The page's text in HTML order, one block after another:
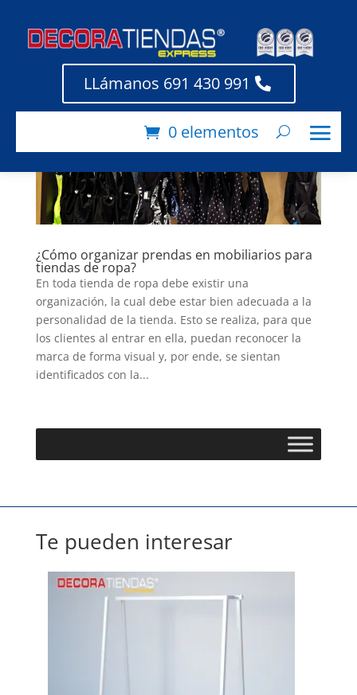
LLámanos 691 430 991
0 elementos
¿Cómo organizar prendas en mobiliarios para
tiendas de ropa?
En toda tienda de ropa debe existir una
organización, la cual debe estar bien adecuada a la
personalidad de la tienda. Esto se realiza, para que
los clientes al entrar en ella, puedan reconocer la
marca de forma visual y, por ende, se sientan
identificados con la...
Te pueden interesar